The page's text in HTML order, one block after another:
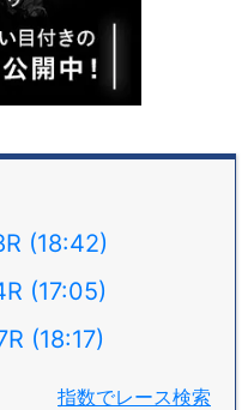
(18:42)
(17:05)
(18:17)
指数でレース検索